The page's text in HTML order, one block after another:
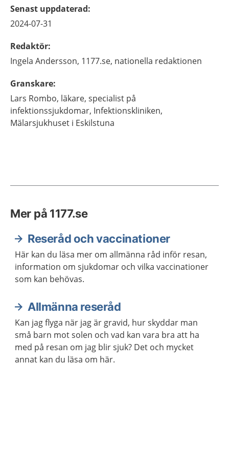
Senast uppdaterad:
2024-07-31
Redaktör:
Ingela Andersson, 1177.se, nationella redaktionen
Granskare:
Lars Rombo, läkare, specialist på
infektionssjukdomar, Infektionskliniken,
Mälarsjukhuset i Eskilstuna
Mer på 1177.se
Reseråd och vaccinationer
Här kan du läsa mer om allmänna råd inför resan,
information om sjukdomar och vilka vaccinationer
som kan behövas.
Allmänna reseråd
Kan jag flyga när jag är gravid, hur skyddar man
små barn mot solen och vad kan vara bra att ha
med på resan om jag blir sjuk? Det och mycket
annat kan du läsa om här.